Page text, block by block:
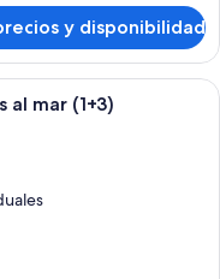
y disponibilidad
de hotel con una cama
mar (1+3)